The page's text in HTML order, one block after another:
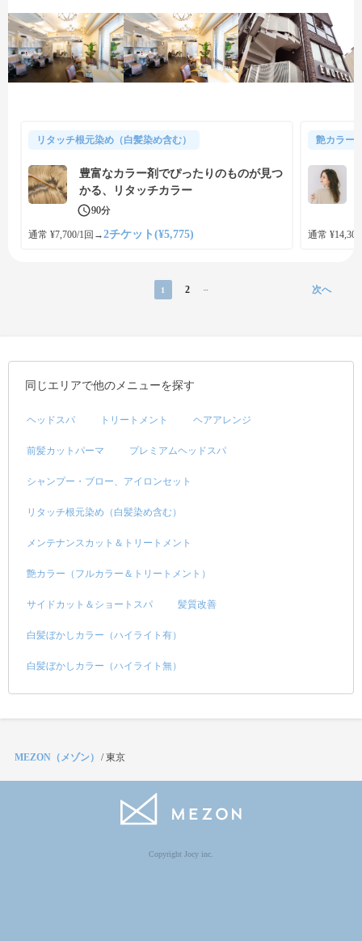
リタッチ根元染め（白髪染め含む）
豊富なカラー剤でぴったりのものが見つ
かる、リタッチカラー
90分
通常 ¥7,700/1回 →2チケット(¥5,775)
艶カラー
通常
1 2 ... 次へ
同じエリアで他のメニューを探す
ヘッドスパ トリートメント ヘアアレンジ
前髪カットパーマ プレミアムヘッドスパ
シャンプー・ブロー、アイロンセット
リタッチ根元染め（白髪染め含む）
メンテナンスカット＆トリートメント
艶カラー（フルカラー＆トリートメント）
サイドカット＆ショートスパ 髪質改善
白髪ぼかしカラー（ハイライト有）
白髪ぼかしカラー（ハイライト無）
MEZON（メゾン） /東京
Copyright Jocy inc.